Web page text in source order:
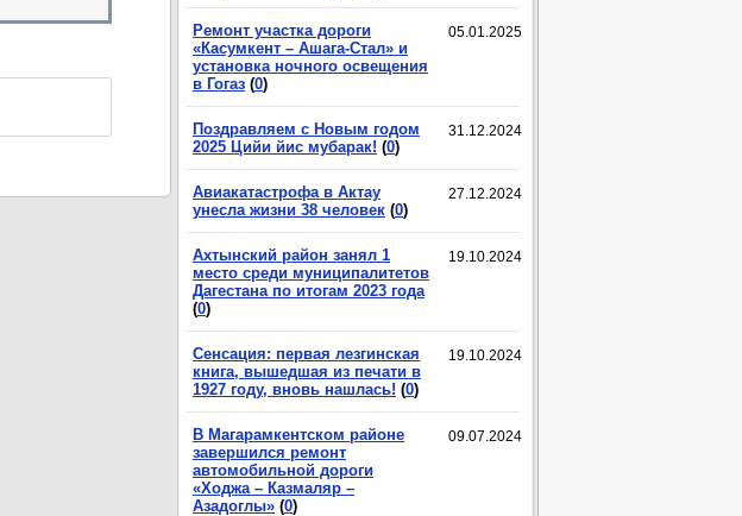
05.01.2025
Ремонт участка дороги
«Касумкент – Ашага-Стал» и
установка ночного освещения
в Гогаз (0)
31.12.2024
Поздравляем с Новым годом
2025 Цийи йис мубарак! (0)
27.12.2024
Авиакатастрофа в Актау
унесла жизни 38 человек (0)
19.10.2024
Ахтынский район занял 1
место среди муниципалитетов
Дагестана по итогам 2023 года
(0)
19.10.2024
Сенсация: первая лезгинская
книга, вышедшая из печати в
1927 году, вновь нашлась! (0)
09.07.2024
В Магарамкентском районе
завершился ремонт
автомобильной дороги
«Ходжа – Казмаляр –
Азадоглы» (0)